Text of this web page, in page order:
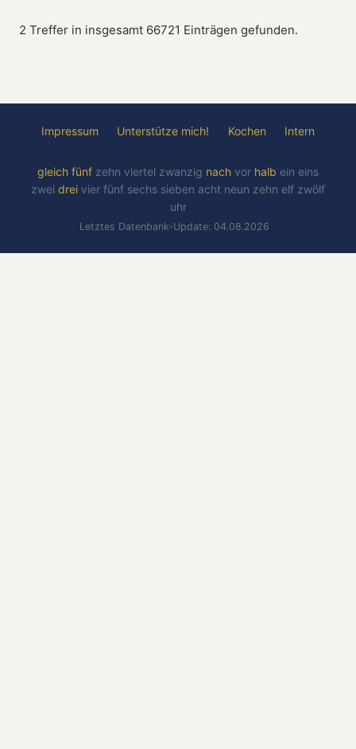
2 Treffer in insgesamt 66721 Einträgen gefunden.
Impressum Unterstütze mich! Kochen Intern
gleich fünf zehn viertel zwanzig nach vor halb ein eins
zwei drei vier fünf sechs sieben acht neun zehn elf zwölf
uhr
Letztes Datenbank-Update: 04.08.2026